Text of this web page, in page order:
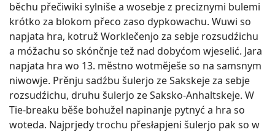
běchu přečiwiki sylniše a wosebje z preciznymi bulemi
krótko za blokom přeco zaso dypkowachu. Wuwi so
napjata hra, kotruž Worklečenjo za sebje rozsudźichu
a móžachu so skónčnje tež nad dobyćom wjeselić. Jara
napjata hra wo 13. městno wotměješe so na samsnym
niwowje. Prěnju sadźbu šulerjo ze Sakskeje za sebje
rozsudźichu, druhu šulerjo ze Saksko-Anhaltskeje. W
Tie-breaku běše bohužel napinanje pytnyć a hra so
woteda. Najprjedy trochu přesłapjeni šulerjo pak so w